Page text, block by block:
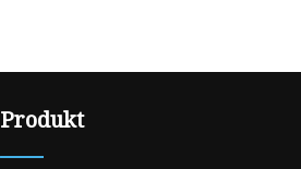
Produkt